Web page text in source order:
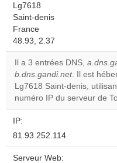
Lg7618
Saint-denis
France
48.93, 2.37
Il a 3 entrées DNS,
b.dns.gandi.net. Il est
Lg7618 Saint-denis,
numéro IP du serveur de
IP:
81.93.252.114
Serveur Web: